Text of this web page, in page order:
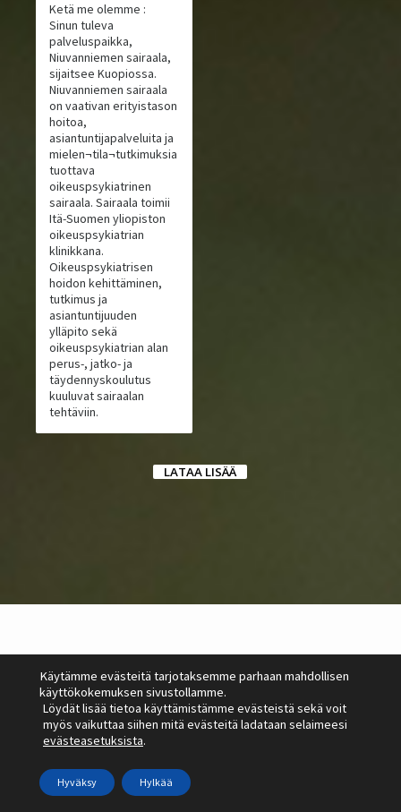
Ketä me olemme :
Sinun tuleva
palveluspaikka,
Niuvanniemen sairaala,
sijaitsee Kuopiossa.
Niuvanniemen sairaala
on vaativan erityistason
hoitoa,
asiantuntijapalveluita ja
mielen¬tila¬tutkimuksia
tuottava
oikeuspsykiatrinen
sairaala. Sairaala toimii
Itä-Suomen yliopiston
oikeuspsykiatrian
klinikkana.
Oikeuspsykiatrisen
hoidon kehittäminen,
tutkimus ja
asiantuntijuuden
ylläpito sekä
oikeuspsykiatrian alan
perus-, jatko- ja
täydennyskoulutus
kuuluvat sairaalan
tehtäviin.
LATAA LISÄÄ
Käytämme evästeitä tarjotaksemme parhaan mahdollisen
käyttökokemuksen sivustollamme.
Löydät lisää tietoa käyttämistämme evästeistä sekä voit
myös vaikuttaa siihen mitä evästeitä ladataan selaimeesi
evästeasetuksista.
Hyväksy Hylkää